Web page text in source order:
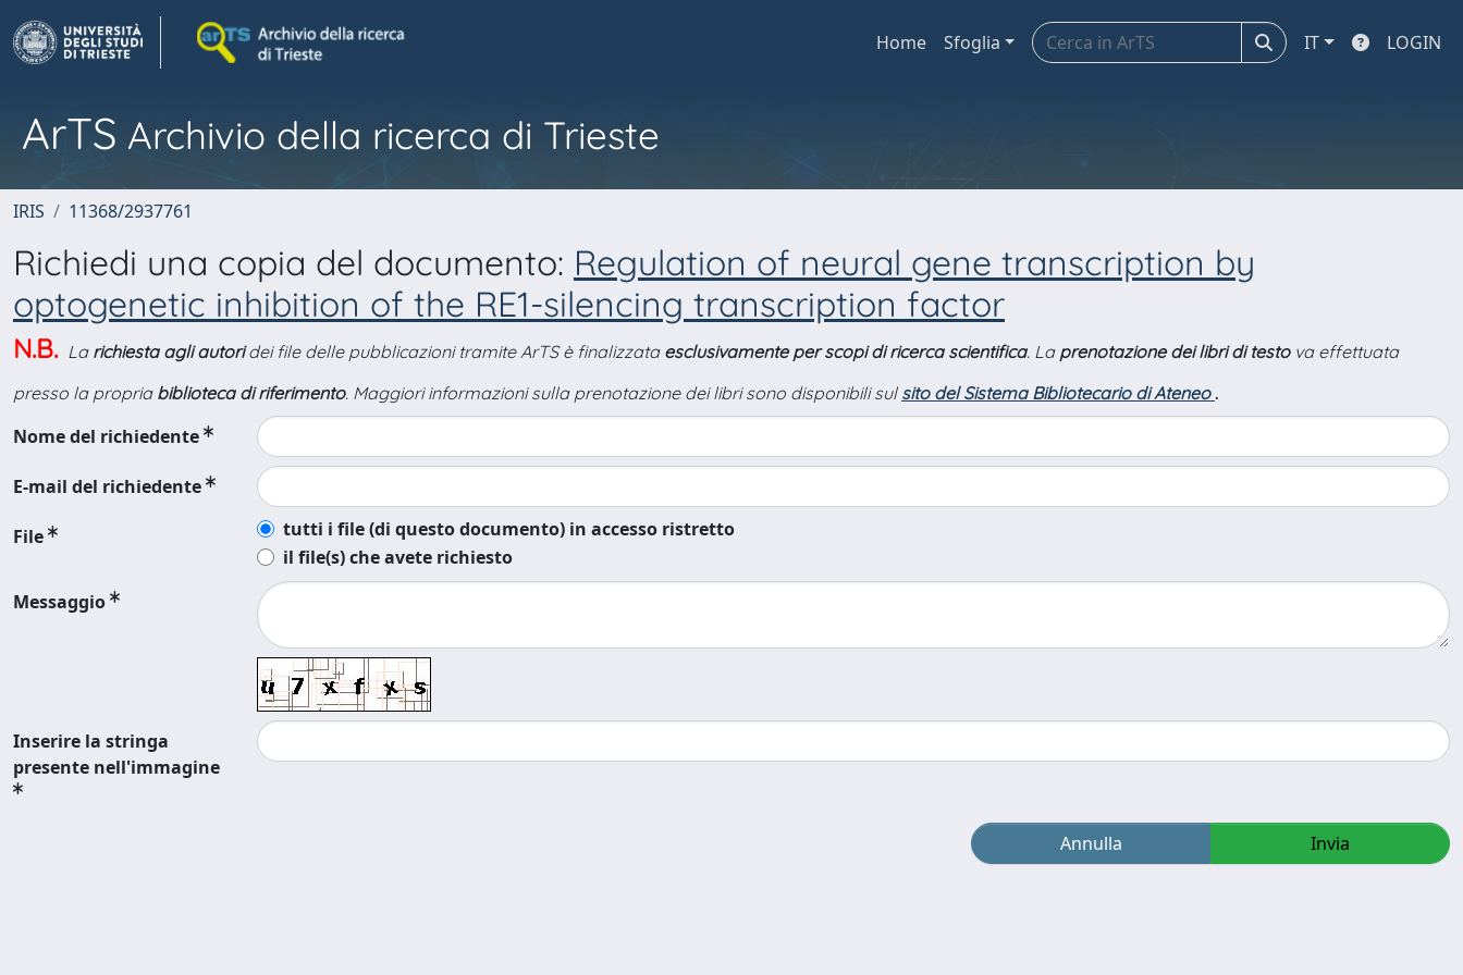
Home Sfoglia IT LOGIN
ArTS Archivio della ricerca di Trieste
IRIS 11368/2937761
Richiedi una copia del documento: Regulation of neural gene transcription by
optogenetic inhibition of the RE1-silencing transcription factor
N.B. La richiesta agli autoridei file delle pubblicazioni tramite ArTS è finalizzata esclusivamente per scopi di ricerca scientifica. La prenotazione dei libri di testova effettuata
presso la propria biblioteca di riferimento. Maggiori informazioni sulla prenotazione dei libri sono disponibili sul sito del Sistema Bibliotecario di Ateneo .
Nome del richiedente
E-mail del richiedente
File
tutti i file (di questo documento) in accesso ristretto
il file(s) che avete richiesto
Messaggio
Inserire la stringa
presente nell'immagine
Annulla Invia